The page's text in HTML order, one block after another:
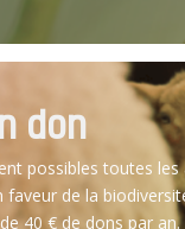
don
possibles toutes les
de la
40 € de dons par an.